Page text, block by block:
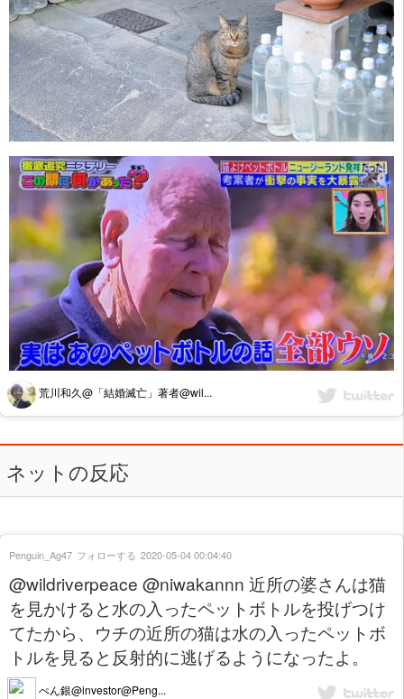
荒川和久@「結婚滅亡」著者@wil...
ネットの反応
@wildriverpeace @niwakannn 近所の婆さんは猫
を見かけると水の入ったペットボトルを投げつけ
てたから、ウチの近所の猫は水の入ったペットボ
トルを見ると反射的に逃げるようになったよ。
ぺん銀@investor@Peng...
Penguin_Ag47 フォローする 2020-05-04 00:04:40